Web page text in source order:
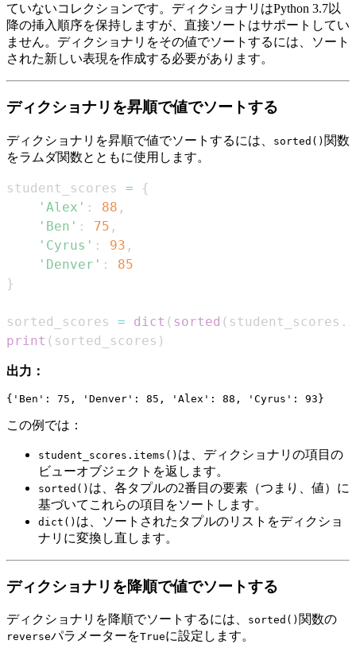
ていないコレクションです。ディクショナリはPython 3.7以
降の挿入順序を保持しますが、直接ソートはサポートしてい
ません。ディクショナリをその値でソートするには、ソート
された新しい表現を作成する必要があります。
ディクショナリを昇順で値でソートする
ディクショナリを昇順で値でソートするには、 sorted() 関数
をラムダ関数とともに使用します。
student_scores =
{
'Alex' : 88 ,
'Ben' : 75 ,
'Cyrus' : 93 ,
'Denver' :
85
}
sorted_scores = dict ( sorted ( student_scores .
print ( sorted_scores )
出力：
この例では：
student_scores.items() は、ディクショナリの項目の
ビューオブジェクトを返します。
sorted() は、各タプルの2番目の要素（つまり、値）に
基づいてこれらの項目をソートします。
dict() は、ソートされたタプルのリストをディクショ
ナリに変換し直します。
ディクショナリを降順で値でソートする
ディクショナリを降順でソートするには、 sorted() 関数の
reverseパラメーターをTrueに設定します。